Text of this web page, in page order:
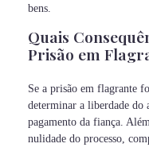
bens.
Quais
Prisão em
Se a prisão em flagrante
determinar a liberdade do
pagamento da fiança.
nulidade do processo,